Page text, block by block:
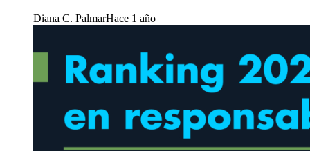
Diana C. PalmarHace 1 año